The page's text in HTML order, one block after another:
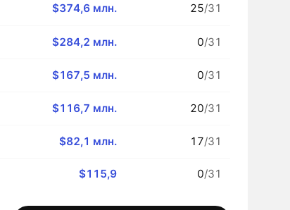
$374,6 млн. 25/31
$284,2 млн. 0/31
$167,5 млн. 0/31
$116,7 млн. 20/31
$82,1 млн. 17/31
$115,9 0/31